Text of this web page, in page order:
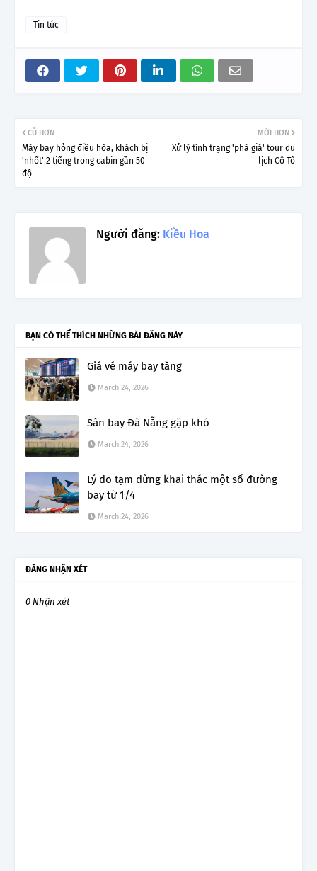
Tin tức
MỚI HƠN
Xử lý tình trạng 'phá giá' tour du
lịch Cô Tô
CŨ HƠN
Máy bay hỏng điều hòa, khách bị
'nhốt' 2 tiếng trong cabin gần 50
độ
Người đăng: Kiều Hoa
BẠN CÓ THỂ THÍCH NHỮNG BÀI ĐĂNG NÀY
Giá vé máy bay tăng
March 24, 2026
Sân bay Đà Nẵng gặp khó
March 24, 2026
Lý do tạm dừng khai thác một số đường
bay từ 1/4
March 24, 2026
ĐĂNG NHẬN XÉT
0 Nhận xét